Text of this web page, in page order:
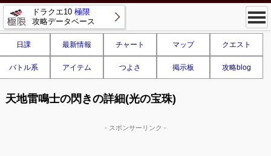
ドラクエ10 極限
攻略データベース
日課 最新情報 チャート マップ クエスト
バトル系 アイテム つよさ 掲示板 攻略blog
天地雷鳴士の閃きの詳細(光の宝珠)
- スポンサーリンク -